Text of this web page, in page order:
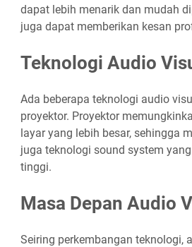
dapat lebih menarik dan mudah
juga dapat memberikan kesan
Teknologi Audio
Ada beberapa teknologi audio
proyektor. Proyektor
layar yang lebih besar, sehingga
juga teknologi sound system
tinggi.
Masa Depan Audio
Seiring perkembangan teknologi,